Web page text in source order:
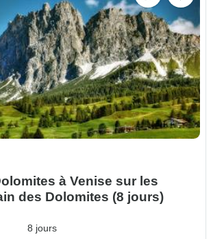
à Venise sur les
des Dolomites (8 jours)
8 jours